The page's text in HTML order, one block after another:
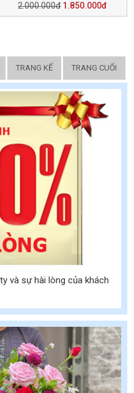
2.000.000đ 1.850.000đ
TRANG KẾ TRANG CUỐI
và sự hài lòng của khách